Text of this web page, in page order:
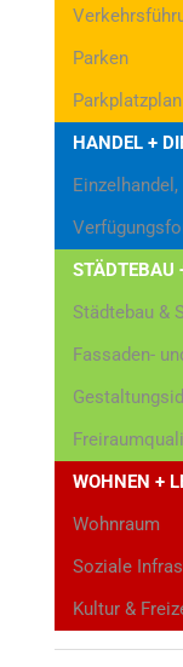
Parken
Parkplatzplan
HANDEL +
STÄDTEBAU
Städtebau &
Fassaden-
WOHNEN +
Wohnraum
Soziale
Kultur &